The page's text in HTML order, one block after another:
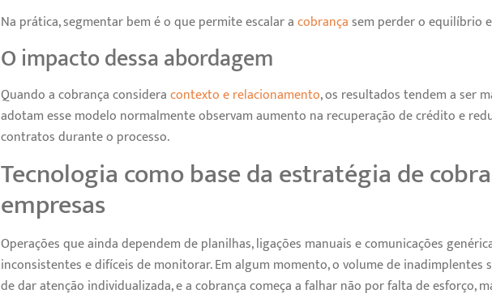
Na prática, segmentar bem é o que permite escalar acobrançasem perder o equilíbrio
O impacto dessa abordagem
Quando a cobrança consideracontexto e relacionamento, os resultados tendem a ser
adotam esse modelo normalmente observam aumento na recuperação de crédito e
contratos durante o processo.
Tecnologia como base da estratégia de
empresas
Operações que ainda dependem de planilhas, ligações manuais e comunicações
inconsistentes e difíceis de monitorar. Em algum momento, o volume de inadimplentes
de dar atenção individualizada, e a cobrança começa a falhar não por falta de esforço,